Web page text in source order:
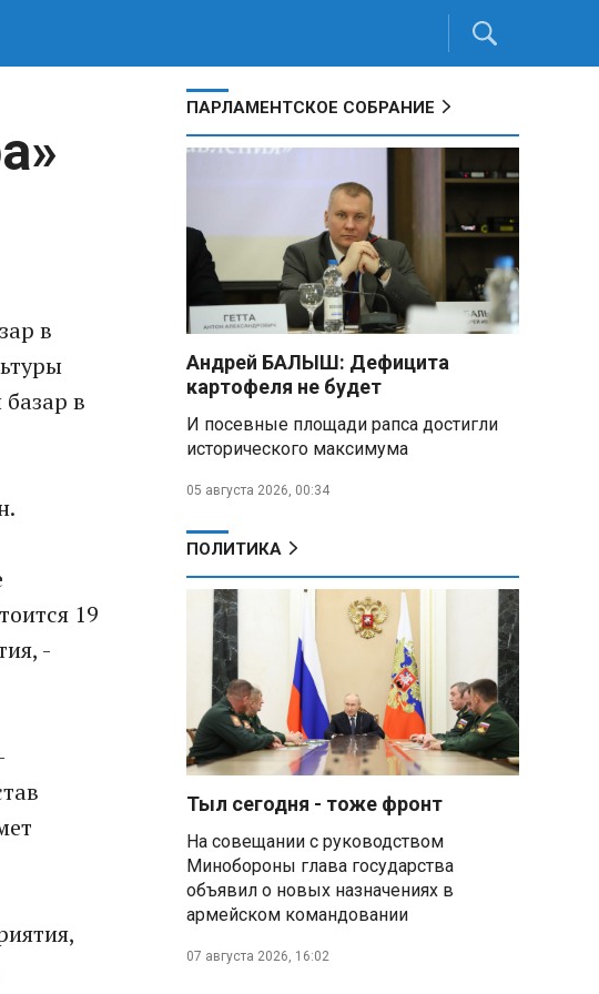
в
в
19
-
ПАРЛАМЕНТСКОЕ СОБРАНИЕ
Андрей БАЛЫШ: Дефицита
картофеля не будет
И посевные площади рапса достигли
исторического максимума
05 августа 2026, 00:34
ПОЛИТИКА
Тыл сегодня - тоже фронт
На совещании с руководством
Минобороны глава государства
объявил о новых назначениях в
армейском командовании
07 августа 2026, 16:02